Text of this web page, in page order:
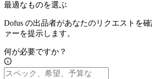
最適なものを選ぶ
Dofus の出品者があなたのリクエストを
ァーを提示します。
何が必要ですか？